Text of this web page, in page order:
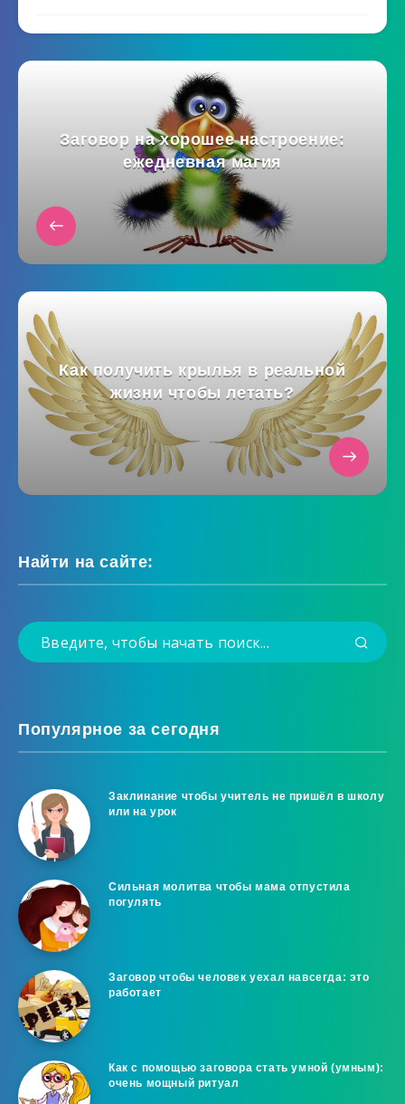
Заговор на хорошее настроение:
ежедневная магия
Как получить крылья в реальной
жизни чтобы летать?
Найти на сайте:
Популярное за сегодня
Заклинание чтобы учитель не пришёл в школу
или на урок
Сильная молитва чтобы мама отпустила
погулять
Заговор чтобы человек уехал навсегда: это
работает
Как с помощью заговора стать умной (умным):
очень мощный ритуал